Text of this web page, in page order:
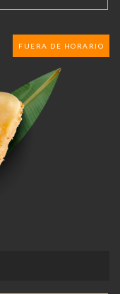
FUERA DE HORARIO